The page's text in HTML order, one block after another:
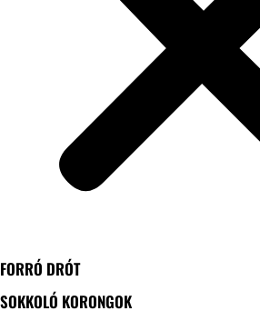
FORRÓ DRÓT
SOKKOLÓ KORONGOK